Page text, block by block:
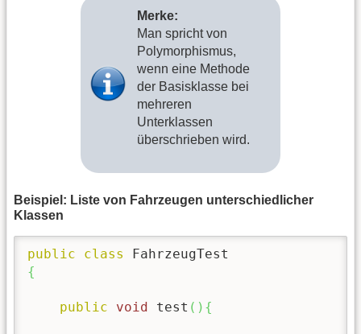
Merke:
Man spricht von
Polymorphismus,
wenn eine Methode
der Basisklasse bei
mehreren
Unterklassen
überschrieben wird.
Beispiel: Liste von Fahrzeugen unterschiedlicher
Klassen
public class
{
public void test ( ) {